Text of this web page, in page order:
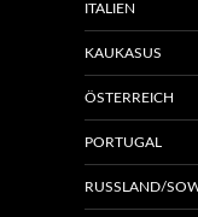
ITALIEN
KAUKASUS
ÖSTERREICH
PORTUGAL
RUSSLAND/